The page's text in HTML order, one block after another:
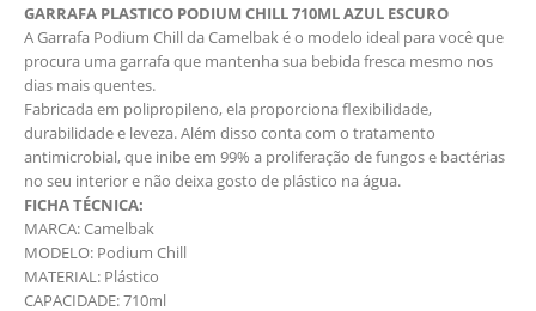
GARRAFA PLASTICO PODIUM CHILL 710ML AZUL ESCURO
A Garrafa Podium Chill da Camelbak é o modelo ideal para você que
procura uma garrafa que mantenha sua bebida fresca mesmo nos
dias mais quentes.
Fabricada em polipropileno, ela proporciona flexibilidade,
durabilidade e leveza. Além disso conta com o tratamento
antimicrobial, que inibe em 99% a proliferação de fungos e bactérias
no seu interior e não deixa gosto de plástico na água.
FICHA TÉCNICA:
MARCA: Camelbak
MODELO: Podium Chill
MATERIAL: Plástico
CAPACIDADE: 710ml